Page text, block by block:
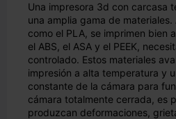
Una impresora 3d con carcasa
una amplia gama de materiales.
como el PLA, se imprimen bien
el ABS, el ASA y el PEEK,
controlado. Estos materiales
impresión a alta temperatura y
constante de la cámara para
cámara totalmente cerrada, es
produzcan deformaciones,